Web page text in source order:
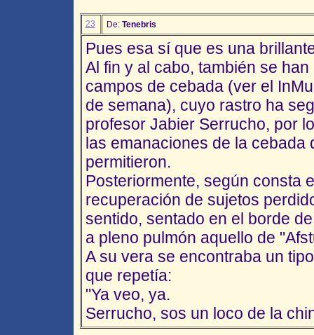
23 De: Tenebris
Pues esa sí que es una
Al fin y al cabo, también se
campos de cebada (ver el
de semana), cuyo rastro ha
profesor Jabier Serrucho, por
las emanaciones de la cebada
permitieron.
Posteriormente, según consta
recuperación de sujetos
sentido, sentado en el borde
a pleno pulmón aquello de
A su vera se encontraba un
que repetía:
"Ya veo, ya.
Serrucho, sos un loco de la